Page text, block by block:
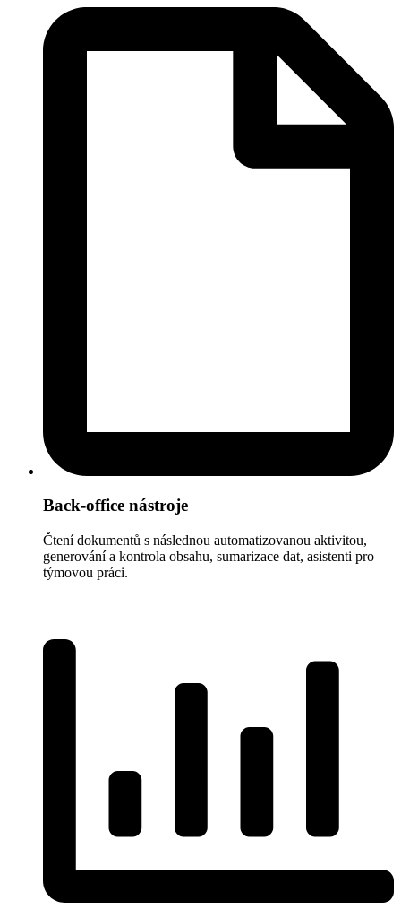
Back-office nástroje
Čtení dokumentů s následnou automatizovanou aktivitou,
generování a kontrola obsahu, sumarizace dat, asistenti pro
týmovou práci.